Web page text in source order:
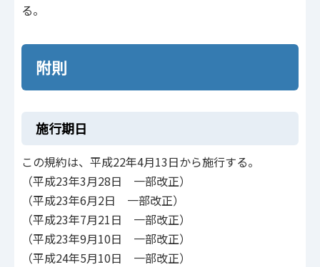
る。
附則
施行期日
この規約は、平成22年4月13日から施行する。
（平成23年3月28日 一部改正）
（平成23年6月2日 一部改正）
（平成23年7月21日 一部改正）
（平成23年9月10日 一部改正）
（平成24年5月10日 一部改正）